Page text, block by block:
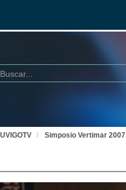
UVIGOTV Simposio Vertimar 2007